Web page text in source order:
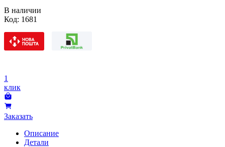
В наличии
Код: 1681
1
клик
Заказать
Описание
Детали